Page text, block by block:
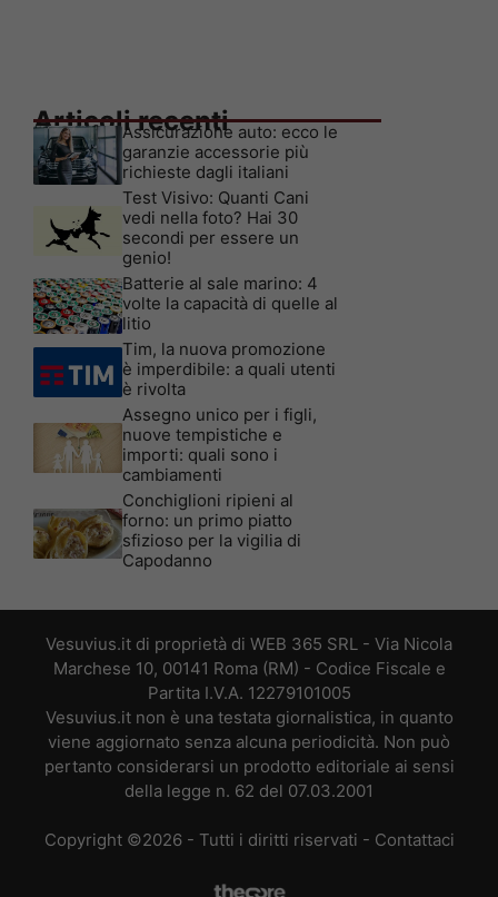
Articoli recenti
Assicurazione auto: ecco le
garanzie accessorie più
richieste dagli italiani
Test Visivo: Quanti Cani
vedi nella foto? Hai 30
secondi per essere un
genio!
Batterie al sale marino: 4
volte la capacità di quelle al
litio
Tim, la nuova promozione
è imperdibile: a quali utenti
è rivolta
Assegno unico per i figli,
nuove tempistiche e
importi: quali sono i
cambiamenti
Conchiglioni ripieni al
forno: un primo piatto
sfizioso per la vigilia di
Capodanno
Vesuvius.it di proprietà di WEB 365 SRL - Via Nicola
Marchese 10, 00141 Roma (RM) - Codice Fiscale e
Partita I.V.A. 12279101005
Vesuvius.it non è una testata giornalistica, in quanto
viene aggiornato senza alcuna periodicità. Non può
pertanto considerarsi un prodotto editoriale ai sensi
della legge n. 62 del 07.03.2001
Copyright ©2026 - Tutti i diritti riservati - Contattaci